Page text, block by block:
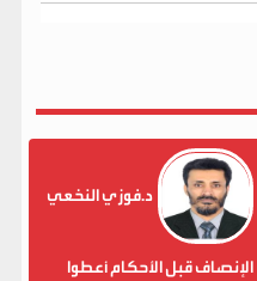
د.فوزي النخعي
الإنصاف قبل الأحكام أعطوا